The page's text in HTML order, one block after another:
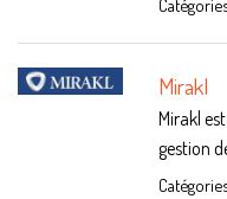
Mirakl
Mirakl
gestion